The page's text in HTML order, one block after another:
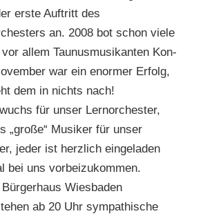
erste Auftritt des
an. 2008 bot schon viele
allem Taunusmusikanten Kon-
war ein enormer Erfolg,
dem in nichts nach!
für unser Lernorchester,
„große“ Musiker für unser
jeder ist herzlich eingeladen
bei uns vorbeizukommen.
Wiesbaden
ab 20 Uhr sympathische